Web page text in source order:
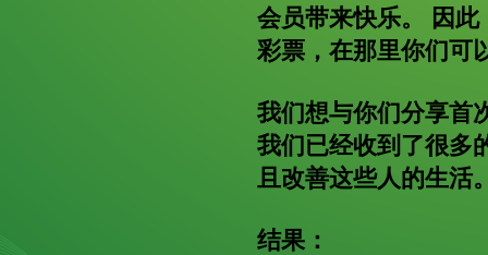
会员带来快乐。 因
彩票，在那里你们可
我们想与你们分享首
我们已经收到了很多
且改善这些人的生活
结果：